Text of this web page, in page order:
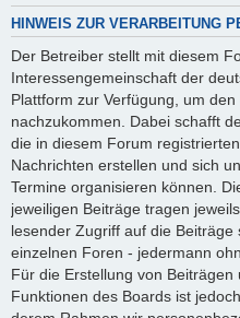
HINWEIS ZUR VERARBEITUNG
Der Betreiber stellt mit diesem
Interessengemeinschaft der
Plattform zur Verfügung, um
nachzukommen. Dabei schafft
die in diesem Forum
Nachrichten erstellen und sich
Termine organisieren können.
jeweiligen Beiträge tragen
lesender Zugriff auf die
einzelnen Foren - jedermann
Für die Erstellung von
Funktionen des Boards ist